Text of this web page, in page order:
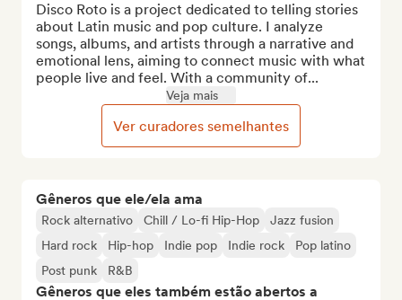
Gêneros que ele/ela ama
Rock alternativo Chill / Lo-fi Hip-Hop
Jazz fusion
Hard rock
Hip-hop Indie pop Indie rock
Pop latino
Post punk
R&B
Gêneros que eles também estão abertos a
Disco Roto is a project dedicated to telling stories
about Latin music and pop culture. I analyze
songs, albums, and artists through a narrative and
emotional lens, aiming to connect music with what
people live and feel. With a community of...
Veja mais
Ver curadores semelhantes